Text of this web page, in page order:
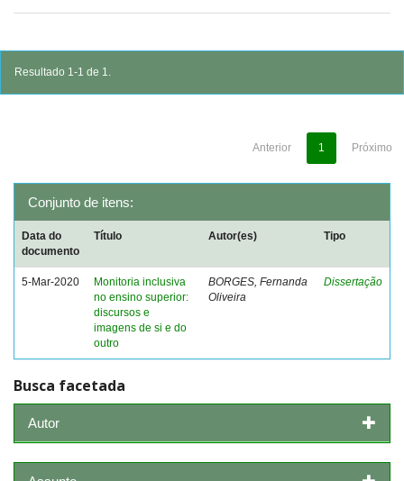
Resultado 1-1 de 1.
Anterior 1 Próximo
Conjunto de itens:
Data do
documento
Título Autor(es) Tipo
5-Mar-2020
Monitoria inclusiva
no ensino superior:
discursos e
imagens de si e do
outro
BORGES, Fernanda
Oliveira
Dissertação
Busca facetada
Autor